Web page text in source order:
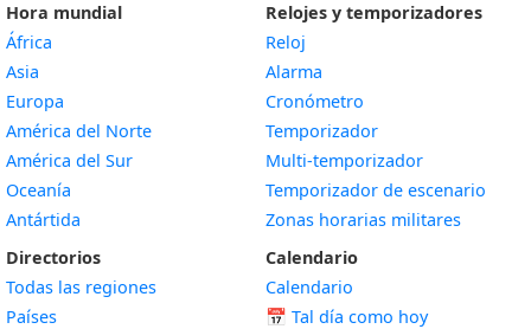
Hora mundial
África
Asia
Europa
América del Norte
América del Sur
Oceanía
Antártida
Directorios
Todas las regiones
Países
Relojes y temporizadores
Reloj
Alarma
Cronómetro
Temporizador
Multi-temporizador
Temporizador de escenario
Zonas horarias militares
Calendario
Calendario
📅 Tal día como hoy